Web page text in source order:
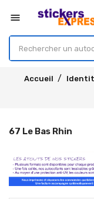
menu
Accueil
67 Le Bas Rhin